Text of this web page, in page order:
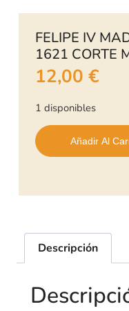
FELIPE IV
1621 CORTE
12,00 €
1 disponibles
Añadir Al
Descripción